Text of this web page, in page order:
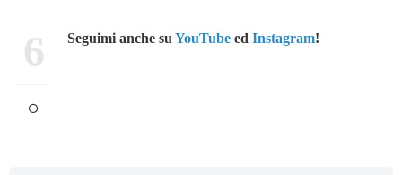
6 Seguimi anche su YouTube ed Instagram!